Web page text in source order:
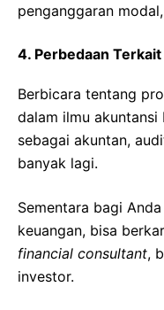
penganggaran
4. Perbedaan
Berbicara tentang
dalam ilmu
sebagai akuntan,
banyak lagi.
Sementara bagi
keuangan, bisa
financial consultant,
investor.